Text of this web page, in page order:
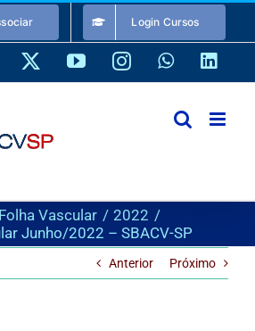
Login Cursos
YouTubeInstagramWhatsApp
Folha Vascular
2022
Junho/2022 – SBACV-SP
Anterior Próximo